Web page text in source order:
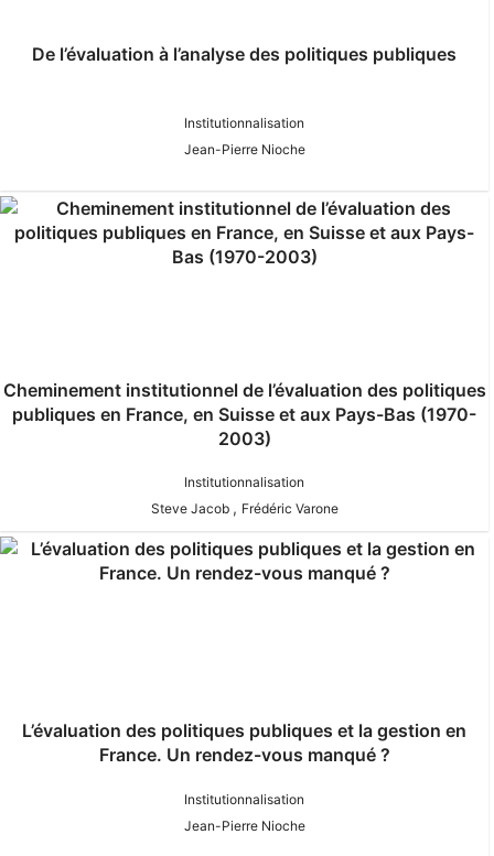
De l’évaluation à l’analyse des politiques publiques
Institutionnalisation
Jean-Pierre Nioche
Cheminement institutionnel de l’évaluation des politiques
publiques en France, en Suisse et aux Pays-Bas (1970-
2003)
Institutionnalisation
Steve Jacob , Frédéric Varone
L’évaluation des politiques publiques et la gestion en
France. Un rendez-vous manqué ?
Institutionnalisation
Jean-Pierre Nioche